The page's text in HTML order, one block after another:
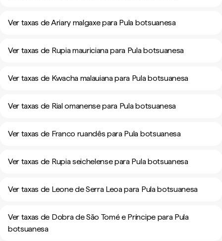
Ver taxas de Ariary malgaxe para Pula botsuanesa
Ver taxas de Rupia mauriciana para Pula botsuanesa
Ver taxas de Kwacha malauiana para Pula botsuanesa
Ver taxas de Rial omanense para Pula botsuanesa
Ver taxas de Franco ruandês para Pula botsuanesa
Ver taxas de Rupia seichelense para Pula botsuanesa
Ver taxas de Leone de Serra Leoa para Pula botsuanesa
Ver taxas de Dobra de São Tomé e Príncipe para Pula
botsuanesa